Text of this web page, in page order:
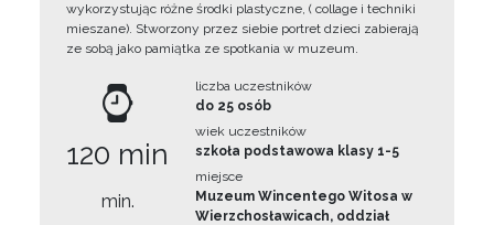
wykorzystując różne środki plastyczne, ( collage i techniki
mieszane). Stworzony przez siebie portret dzieci zabierają
ze sobą jako pamiątka ze spotkania w muzeum.
120 min
min.
liczba uczestników
do 25 osób
wiek uczestników
szkoła podstawowa klasy 1-5
miejsce
Muzeum Wincentego Witosa w
Wierzchosławicach, oddział